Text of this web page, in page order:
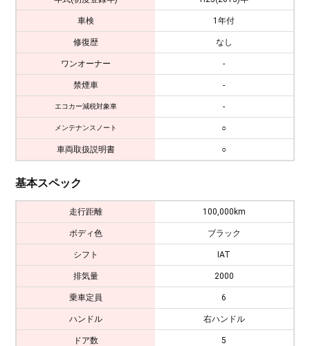
車検 1年付
修復歴 なし
ワンオーナー -
禁煙車 -
エコカー減税対象車 -
メンテナンスノート ○
車両取扱説明書 ○
基本スペック
走行距離 100,000km
ボディ色 ブラック
シフト IAT
排気量 2000
乗車定員 6
ハンドル 右ハンドル
ドア数 5